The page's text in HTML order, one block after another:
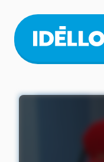
contenu
principal